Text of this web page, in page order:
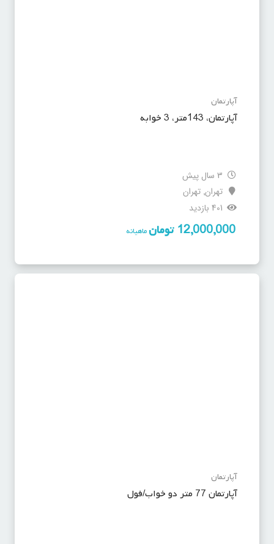
آپارتمان
آپارتمان، 143متر، 3 خوابه
3 سال پیش
تهران,تهران
401 بازدید
12,000,000 تومانماهیانه
آپارتمان
آپارتمان 77 متر دو خواب/فول